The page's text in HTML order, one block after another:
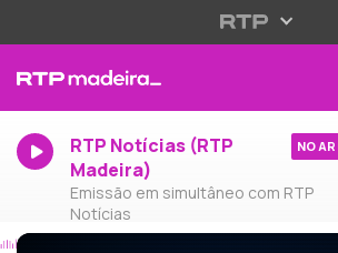
RTP Notícias (RTP
Madeira)
Emissão em simultâneo com RTP
Notícias
NO AR